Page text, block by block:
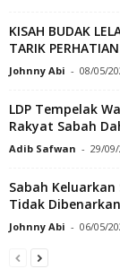
KISAH BUDAK
TARIK
Johnny Abi - 08/05/
LDP Tempelak
Rakyat Sabah
Adib Safwan - 29/
Sabah
Tidak
Johnny Abi - 06/05/